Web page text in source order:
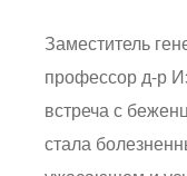
Заместитель
профессор д-р
встреча с
стала